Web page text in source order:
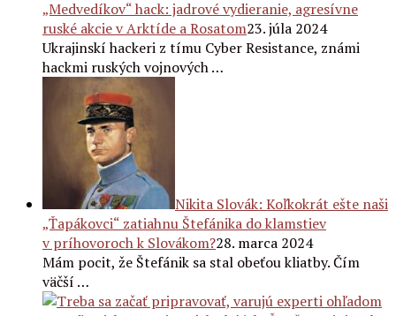
„Medvedíkov“ hack: jadrové vydieranie, agresívne
ruské akcie v Arktíde a Rosatom23. júla 2024
Ukrajinskí hackeri z tímu Cyber ​​​​Resistance, známi
hackmi ruských vojnových …
Nikita Slovák: Koľkokrát ešte naši
„Ťapákovci“ zatiahnu Štefánika do klamstiev
v príhovoroch k Slovákom?28. marca 2024
Mám pocit, že Štefánik sa stal obeťou kliatby. Čím
väčší …